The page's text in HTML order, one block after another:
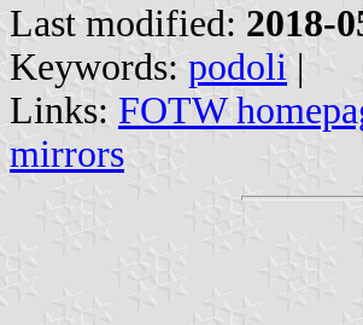
Last modified: 2018-
Keywords: podoli |
Links: FOTW
mirrors